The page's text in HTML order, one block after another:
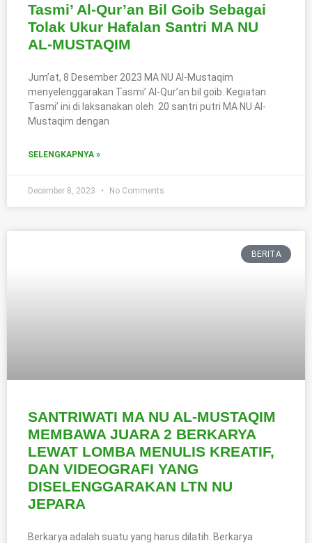
Tasmi’ Al-Qur’an Bil Goib Sebagai
Tolak Ukur Hafalan Santri MA NU
AL-MUSTAQIM
Jum’at, 8 Desember 2023 MA NU Al-Mustaqim
menyelenggarakan Tasmi’ Al-Qur’an bil goib. Kegiatan
Tasmi’ ini di laksanakan oleh 20 santri putri MA NU Al-
Mustaqim dengan
SELENGKAPNYA »
December 8, 2023 No Comments
BERITA
SANTRIWATI MA NU AL-MUSTAQIM
MEMBAWA JUARA 2 BERKARYA
LEWAT LOMBA MENULIS KREATIF,
DAN VIDEOGRAFI YANG
DISELENGGARAKAN LTN NU
JEPARA
Berkarya adalah suatu yang harus dilatih. Berkarya